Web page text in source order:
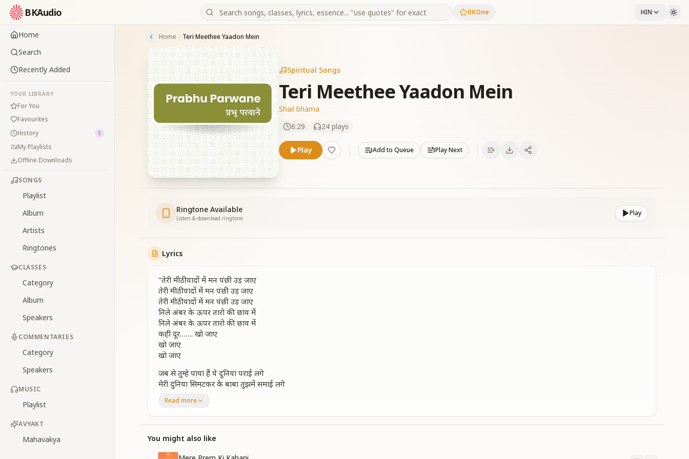
BKAudio BKOne HIN
Home
Search
Recently Added
YOUR LIBRARY
For You
Favourites
History
1
My Playlists
Offline Downloads
SONGS
Playlist
Album
Artists
Ringtones
CLASSES
Category
Album
Speakers
COMMENTARIES
Category
Speakers
MUSIC
Playlist
AVYAKT
Mahavakya
Home Teri Meethee Yaadon Mein
Spiritual Songs
Teri Meethee Yaadon Mein
Shail bhama
6:29
24 plays
Play Add to Queue Play Next
Ringtone Available
Listen & download ringtone
Play
Lyrics
"तेरी मीठी यादों में मन पंछी उड़ जाए
तेरी मीठी यादों में मन पंछी उड़ जाए
तेरी मीठी यादों में मन पंछी उड़ जाए
निले अंबर के ऊपर तारो की छाव में
निले अंबर के ऊपर तारो की छाव में
कही दूर……. खो जाए
खो जाए
खो जाए
जब से तुम्हे पाया हैं ये दुनिया पराई लगे
मेरी दुनिया सिमटकर के बाबा तुझमें समाई लगे
निले अंबर के ऊपर तारो की छाव में
खो जाए
खो जाए
झिलमिल चमकती ये मैया मन को लुभाए मेरी
Read more
You might also like